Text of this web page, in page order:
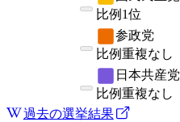
比例 1位
参政党
比例重複なし
日本共産党
比例重複なし
過去の選挙結果